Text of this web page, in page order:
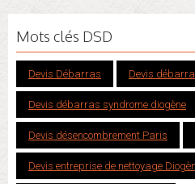
Mots clés DSD
Devis Débarras Devis
Devis débarras syndrome diogène
Devis désencombrement Paris
Devis entreprise de nettoyage